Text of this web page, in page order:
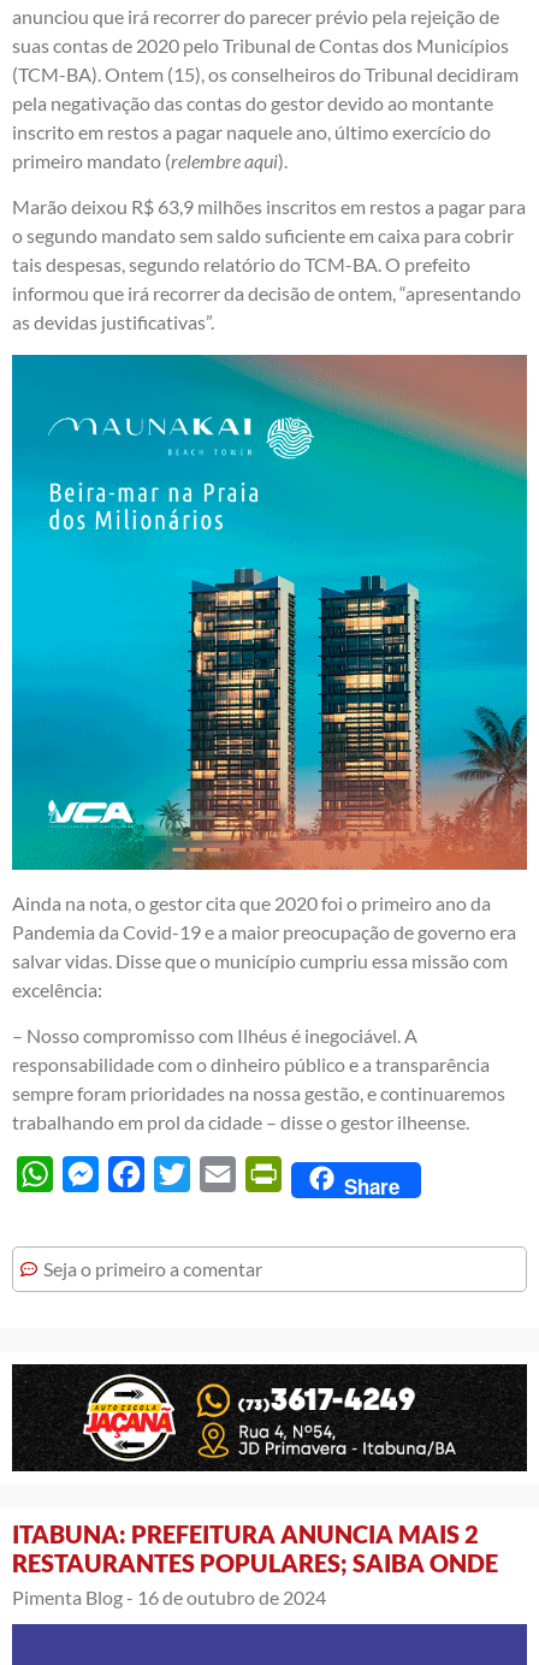
anunciou que irá recorrer do parecer prévio pela rejeição de
suas contas de 2020 pelo Tribunal de Contas dos Municípios
(TCM-BA). Ontem (15), os conselheiros do Tribunal decidiram
pela negativação das contas do gestor devido ao montante
inscrito em restos a pagar naquele ano, último exercício do
primeiro mandato (relembre aqui).
Marão deixou R$ 63,9 milhões inscritos em restos a pagar para
o segundo mandato sem saldo suficiente em caixa para cobrir
tais despesas, segundo relatório do TCM-BA. O prefeito
informou que irá recorrer da decisão de ontem, “apresentando
as devidas justificativas”.
Ainda na nota, o gestor cita que 2020 foi o primeiro ano da
Pandemia da Covid-19 e a maior preocupação de governo era
salvar vidas. Disse que o município cumpriu essa missão com
excelência:
– Nosso compromisso com Ilhéus é inegociável. A
responsabilidade com o dinheiro público e a transparência
sempre foram prioridades na nossa gestão, e continuaremos
trabalhando em prol da cidade – disse o gestor ilheense.
WhatsAppMessengerFacebook
Twitter Email PrintFriendly
Share
Seja o primeiro a comentar
ITABUNA: PREFEITURA ANUNCIA MAIS 2
RESTAURANTES POPULARES; SAIBA ONDE
Pimenta Blog - 16 de outubro de 2024